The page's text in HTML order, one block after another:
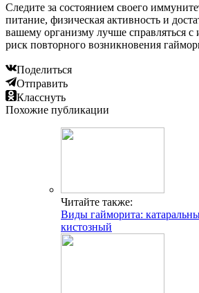
Следите за состоянием своего
питание, физическая активность и
вашему организму лучше справляться
риск повторного возникновения
Поделиться
Отправить
Класснуть
Похожие публикации
Читайте также:
Виды гайморита:
кистозный